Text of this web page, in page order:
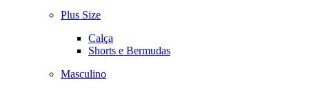
Plus Size
Calça
Shorts e Bermudas
Masculino